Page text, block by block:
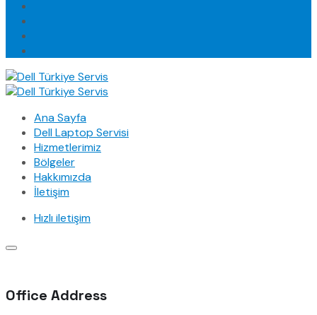
Ana Sayfa
Dell Laptop Servisi
Hizmetlerimiz
Bölgeler
Hakkımızda
İletişim
Hızlı iletişim
Office Address